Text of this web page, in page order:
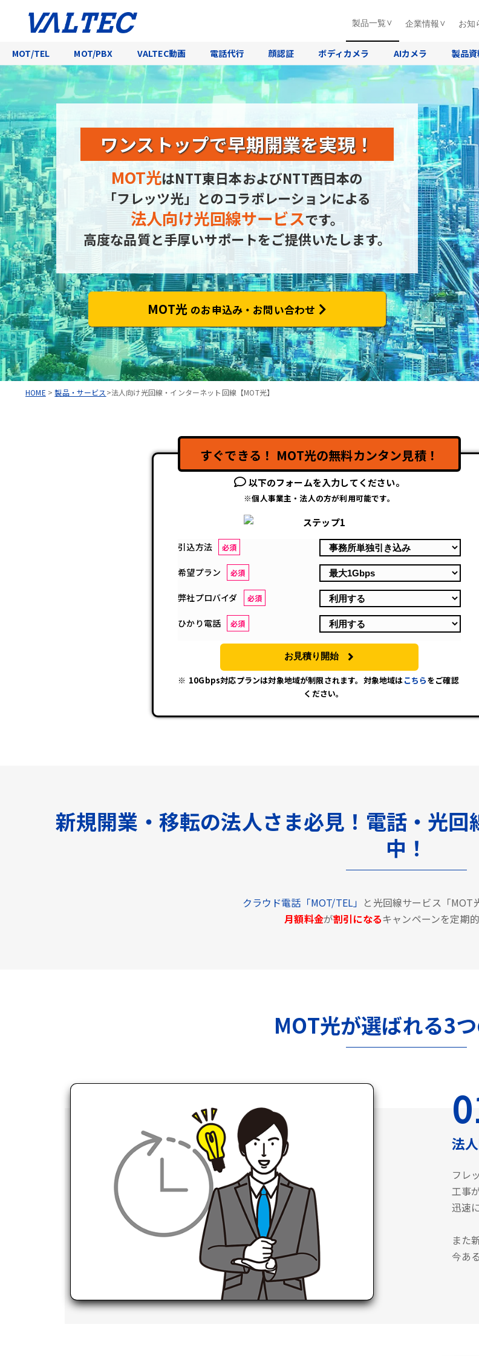
製品一覧
MOT/TEL MOT/PBX VALTEC動画 電話代行 顔認証 ボディカメラ AIカメラ 製品
企業情報 お知
ワンストップで早期開業を実現！
MOT光はNTT東日本およびNTT西日本の
「フレッツ光」とのコラボレーションによる
法人向け光回線サービスです。
高度な品質と手厚いサポートをご提供いたします。
MOT光 のお申込み・お問い合わせ
HOME >製品・サービス >法人向け光回線・インターネット回線【MOT光】
すぐできる！ MOT光の無料カンタン見積！
以下のフォームを入力してください。
※個人事業主・法人の方が利用可能です。
引込方法 必須
希望プラン 必須
弊社プロバイダ 必須
ひかり電話 必須
お見積り開始
10Gbps対応プランは対象地域が制限されます。対象地域はこちらをご確認
ください。
新規開業・移転の法人さま必見！電話・光
中！
クラウド電話「MOT/TEL」 と光回線サービス「MOT
月額料金が割引になるキャンペーンを定期
MOT光が選ばれる3
法
フレ
工事
迅速
また
今あ